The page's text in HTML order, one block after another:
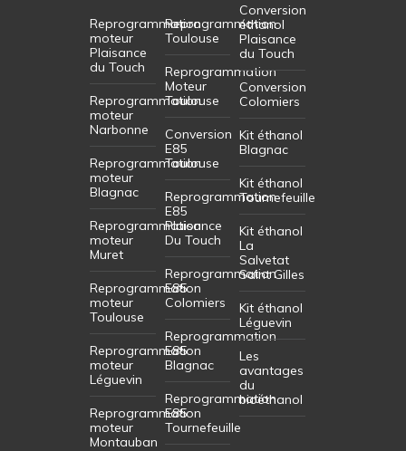
Reprogrammation
moteur
Plaisance
du Touch
Reprogrammation
moteur
Narbonne
Reprogrammation
moteur
Blagnac
Reprogrammation
moteur
Muret
Reprogrammation
moteur
Toulouse
Reprogrammation
moteur
Léguevin
Reprogrammation
moteur
Montauban
Reprogrammation
Toulouse
Reprogrammation
Moteur
Toulouse
Conversion
E85
Toulouse
Reprogrammation
E85
Plaisance
Du Touch
Reprogrammation
E85
Colomiers
Reprogrammation
E85
Blagnac
Reprogrammation
E85
Tournefeuille
Conversion
éthanol
Plaisance
du Touch
Conversion
Colomiers
Kit éthanol
Blagnac
Kit éthanol
Tournefeuille
Kit éthanol
La
Salvetat
Saint Gilles
Kit éthanol
Léguevin
Les
avantages
du
bioéthanol